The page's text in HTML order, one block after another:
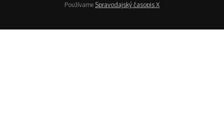
Používame Spravodajský časopis X